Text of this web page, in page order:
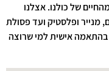
של כולנו. אצלנו
מנייר ופלסטיק ועד פסולת
בהתאמה אישית למי שרוצה